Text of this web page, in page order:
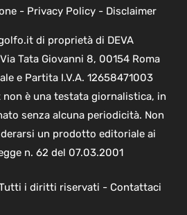
- Privacy Policy- Disclaimer
di proprietà di DEVA
Via Tata Giovanni 8, 00154 Roma
e Partita I.V.A. 12658471003
è una testata giornalistica, in
senza alcuna periodicità. Non
un prodotto editoriale ai
n. 62 del 07.03.2001
i diritti riservati - Contattaci